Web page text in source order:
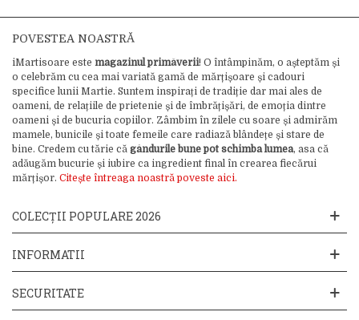
POVESTEA NOASTRĂ
iMartisoare este magazinul primăverii! O întâmpinăm, o așteptăm și
o celebrăm cu cea mai variată gamă de mărțișoare și cadouri
specifice lunii Martie. Suntem inspirați de tradiție dar mai ales de
oameni, de relațiile de prietenie și de îmbrățișări, de emoția dintre
oameni și de bucuria copiilor. Zâmbim în zilele cu soare și admirăm
mamele, bunicile și toate femeile care radiază blândețe și stare de
bine. Credem cu tărie că gândurile bune pot schimba lumea, asa că
adăugăm bucurie și iubire ca ingredient final în crearea fiecărui
mărțișor. Citește întreaga noastră poveste aici.
COLECȚII POPULARE 2026
INFORMATII
SECURITATE